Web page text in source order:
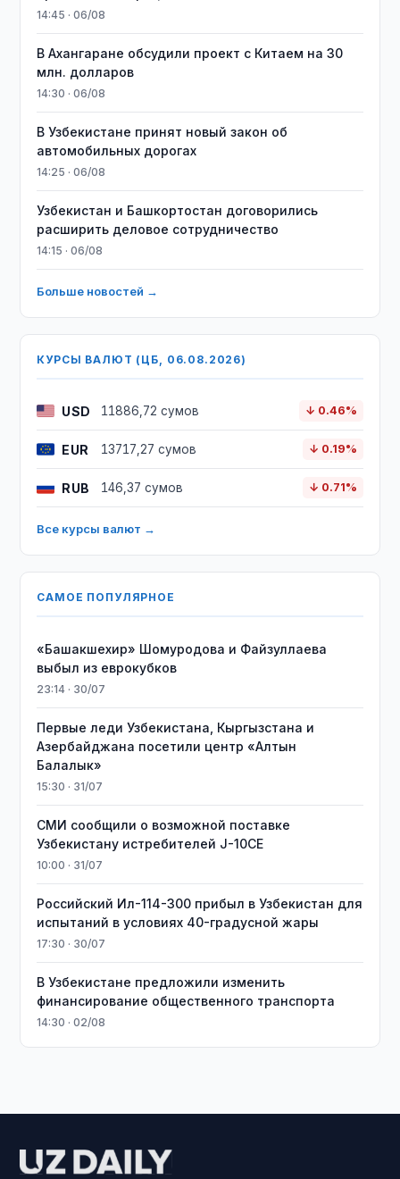
14:45 · 06/08
В Ахангаране обсудили проект с Китаем на 30
млн. долларов
14:30 · 06/08
В Узбекистане принят новый закон об
автомобильных дорогах
14:25 · 06/08
Узбекистан и Башкортостан договорились
расширить деловое сотрудничество
14:15 · 06/08
Больше новостей →
КУРСЫ ВАЛЮТ (ЦБ, 06.08.2026)
USD 11886,72 сумов ↓ 0.46%
EUR 13717,27 сумов ↓ 0.19%
RUB 146,37 сумов ↓ 0.71%
Все курсы валют →
САМОЕ ПОПУЛЯРНОЕ
«Башакшехир» Шомуродова и Файзуллаева
выбыл из еврокубков
23:14 · 30/07
Первые леди Узбекистана, Кыргызстана и
Азербайджана посетили центр «Алтын
Балалык»
15:30 · 31/07
СМИ сообщили о возможной поставке
Узбекистану истребителей J-10CE
10:00 · 31/07
Российский Ил-114-300 прибыл в Узбекистан для
испытаний в условиях 40-градусной жары
17:30 · 30/07
В Узбекистане предложили изменить
финансирование общественного транспорта
14:30 · 02/08